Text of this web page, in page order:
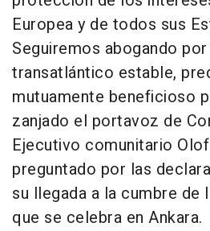
Europea y de todos sus
Seguiremos abogando
transatlántico estable,
mutuamente beneficioso
zanjado el portavoz de
Ejecutivo comunitario
preguntado por las
su llegada a la cumbre de
que se celebra en Ankara.